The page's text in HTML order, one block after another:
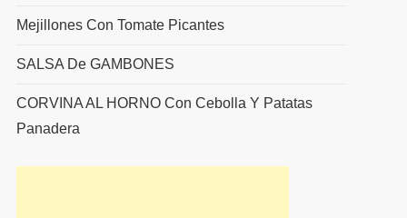
Mejillones Con Tomate Picantes
SALSA De GAMBONES
CORVINA AL HORNO Con Cebolla Y Patatas
Panadera